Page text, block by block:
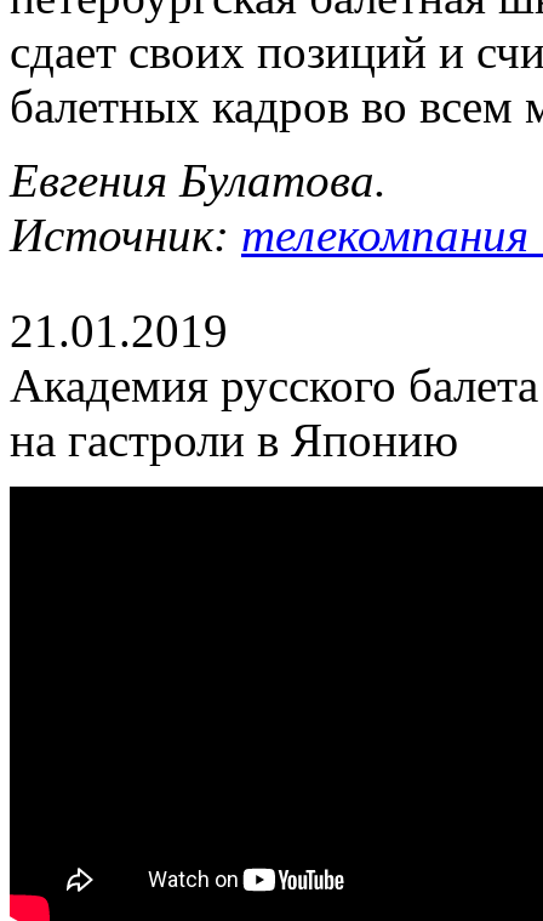
сдает своих позиций и
балетных кадров во всем
Евгения Булатова.
Источник:
21.01.2019
Академия русского
на гастроли в Японию